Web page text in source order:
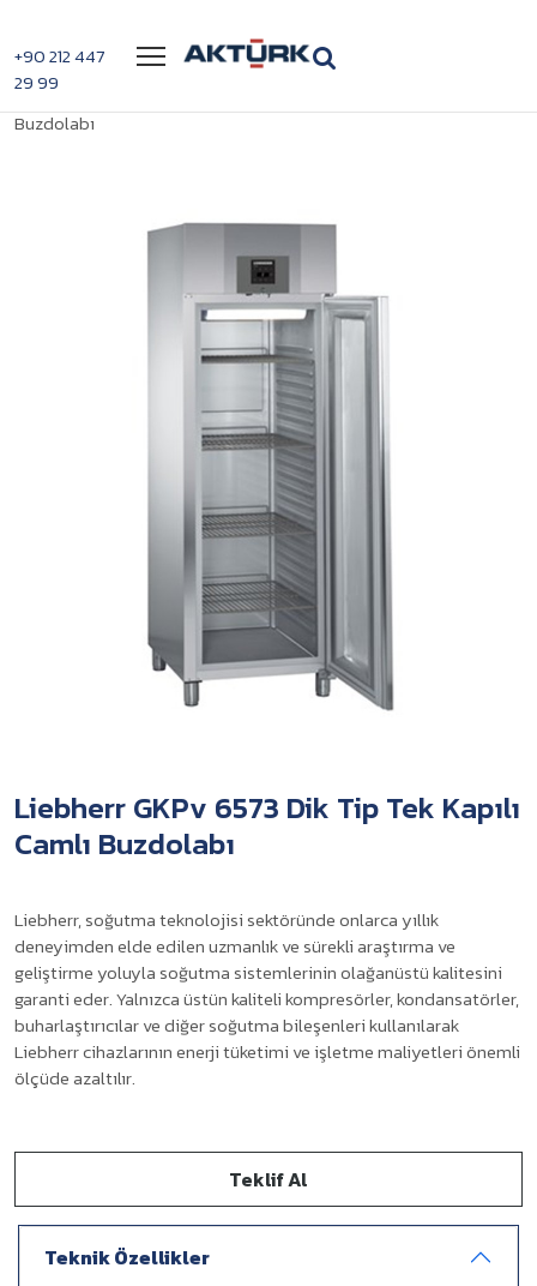
+90 212 447
29 99
Menü
Buzdolabı
Liebherr GKPv 6573 Dik Tip Tek Kapılı
Camlı Buzdolabı
Liebherr, soğutma teknolojisi sektöründe onlarca yıllık
deneyimden elde edilen uzmanlık ve sürekli araştırma ve
geliştirme yoluyla soğutma sistemlerinin olağanüstü kalitesini
garanti eder. Yalnızca üstün kaliteli kompresörler, kondansatörler,
buharlaştırıcılar ve diğer soğutma bileşenleri kullanılarak
Liebherr cihazlarının enerji tüketimi ve işletme maliyetleri önemli
ölçüde azaltılır.
Teklif Al
Teknik Özellikler